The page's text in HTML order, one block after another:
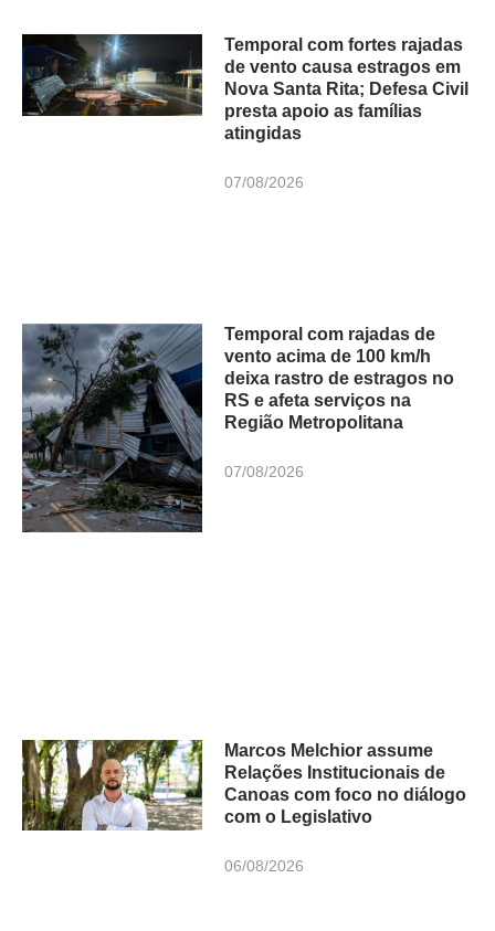
Temporal com fortes rajadas
de vento causa estragos em
Nova Santa Rita; Defesa Civil
presta apoio as famílias
atingidas
07/08/2026
Temporal com rajadas de
vento acima de 100 km/h
deixa rastro de estragos no
RS e afeta serviços na
Região Metropolitana
07/08/2026
Marcos Melchior assume
Relações Institucionais de
Canoas com foco no diálogo
com o Legislativo
06/08/2026